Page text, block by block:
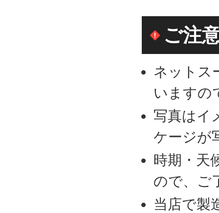
ご注
ネットス
いますの
写真はイ
ケージが
時期・天
ので、ご
当店で製